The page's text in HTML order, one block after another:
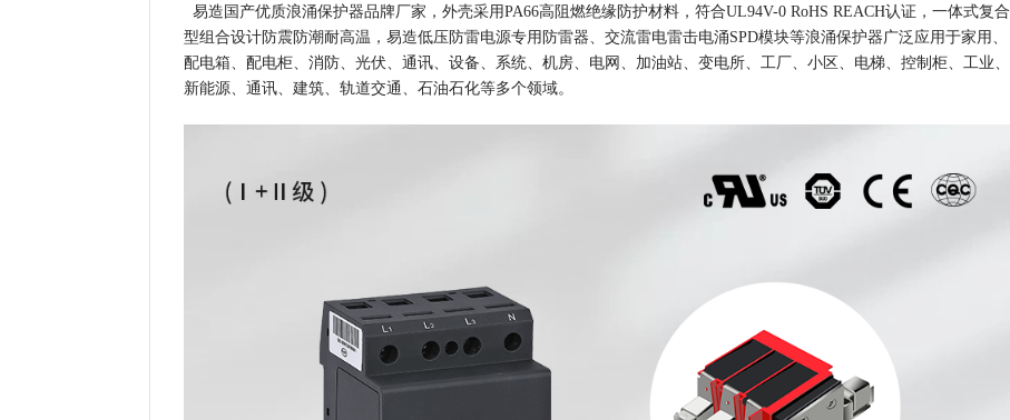
易造国产优质浪涌保护器品牌厂家，外壳采用PA66高阻燃绝缘防护材料，符合UL94V-0 RoHS REACH认证，一体式复合
型组合设计防震防潮耐高温，易造低压防雷电源专用防雷器、交流雷电雷击电涌SPD模块等浪涌保护器广泛应用于家用、
配电箱、配电柜、消防、光伏、通讯、设备、系统、机房、电网、加油站、变电所、工厂、小区、电梯、控制柜、工业、
新能源、通讯、建筑、轨道交通、石油石化等多个领域。